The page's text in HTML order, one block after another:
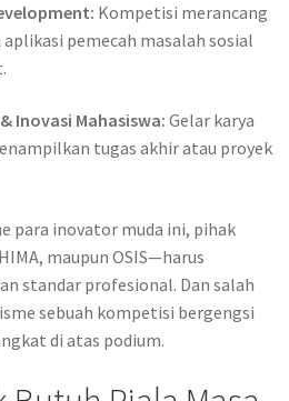
Kompetisi merancang
pemecah masalah sosial
Inovasi Mahasiswa: Gelar karya
tugas akhir atau proyek
para inovator muda ini, pihak
maupun OSIS—harus
standar profesional. Dan salah
sebuah kompetisi bergengsi
di atas podium.